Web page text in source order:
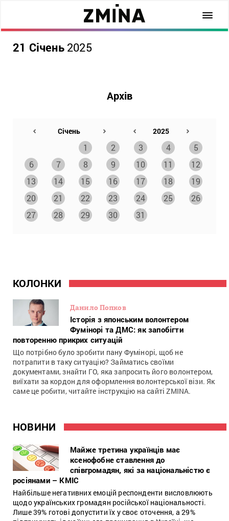
21 Січень 2025
КОЛОНКИ
Данило Попков
Історія з японським волонтером
Фумінорі та ДМС: як запобігти
повторенню прикрих ситуацій
Що потрібно було зробити пану Фумінорі, щоб не
потрапити в таку ситуацію? Займатись своїми
документами, знайти ГО, яка запросить його волонтером,
виїхати за кордон для оформлення волонтерської візи. Як
саме це робити, читайте інструкцію на сайті ZMINA.
НОВИНИ
Майже третина українців має
ксенофобне ставлення до
співгромадян, які за національністю є
росіянами – КМІС
Найбільше негативних емоцій респонденти висловлюють
щодо українських громадян російської національності.
Лише 39% готові допустити їх у своє оточення, а 29%
Архів
1 2 3 4
5
6
7 8 9 10 11
12
13
14 15 16 17 18
19
20
21 22 23 24 25
26
27
28 29 30 31